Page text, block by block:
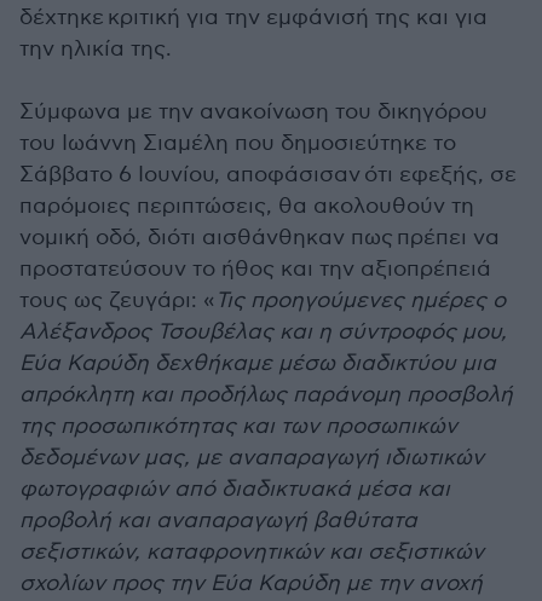
δέχτηκε κριτική για την εμφάνισή της και για
την ηλικία της.
Σύμφωνα με την ανακοίνωση του δικηγόρου
του Ιωάννη Σιαμέλη που δημοσιεύτηκε το
Σάββατο 6 Ιουνίου, αποφάσισαν ότι εφεξής, σε
παρόμοιες περιπτώσεις, θα ακολουθούν τη
νομική οδό, διότι αισθάνθηκαν πως πρέπει να
προστατεύσουν το ήθος και την αξιοπρέπειά
τους ως ζευγάρι: « Τις προηγούμενες ημέρες ο
Αλέξανδρος Τσουβέλας και η σύντροφός μου,
Εύα Καρύδη δεχθήκαμε μέσω διαδικτύου μια
απρόκλητη και προδήλως παράνομη προσβολή
της προσωπικότητας και των προσωπικών
δεδομένων μας, με αναπαραγωγή ιδιωτικών
φωτογραφιών από διαδικτυακά μέσα και
προβολή και αναπαραγωγή βαθύτατα
σεξιστικών, καταφρονητικών και σεξιστικών
σχολίων προς την Εύα Καρύδη με την ανοχή